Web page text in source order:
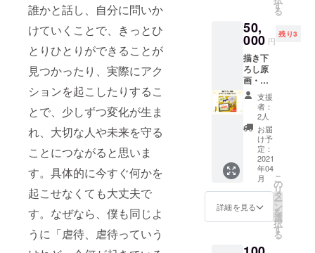
誰かと話し、自分に問いか
けていくことで、きっとひ
とりひとりができることが
見つかったり、実際にアク
ションを起こしたりするこ
とで、少しずつ変化が生ま
れ、大切な人や未来を守る
ことにつながると思いま
す。具体的に今すぐ何かを
起こせなくても大丈夫で
す。なぜなら、僕も同じよ
うに「虐待、虐待っていう
⑨きみ
がうま
れたひ
※絵は複
製で
す。原
画作成
のもの
とは異
なりま
す。 画
像はイ
メージ
です。
送料と
消費税
(10%）
はイ
です。
送料と
消費税
(10%）
を含ん
だ金額
となっ
ており
ます。
す
る
50,
000 円
残り3
描き下
ろし原
画・お
やこぐ
まお迎
えプラ
ン ①サ
キュー
レター
②ポス
トカー
ド ③え
ほん
「あっ
ぷっ
「やっ
支援
者：
2人
お届
け予
定：
2021
年04
月
詳細を見る
こ
の
リ
タ
ー
ン
を
選
択
す
る